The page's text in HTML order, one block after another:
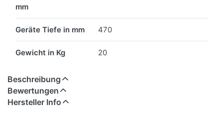
mm
Geräte Tiefe in mm 470
Gewicht in Kg 20
Beschreibung
Bewertungen
Hersteller Info